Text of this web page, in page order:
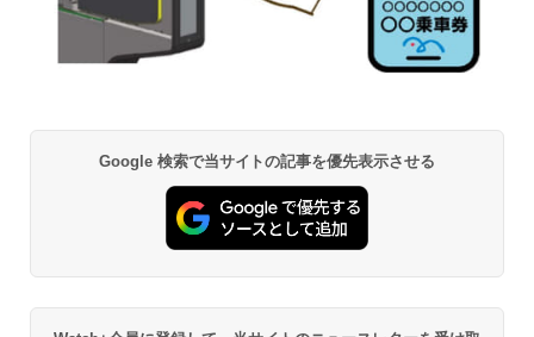
Google 検索で当サイトの記事を優先表示させる